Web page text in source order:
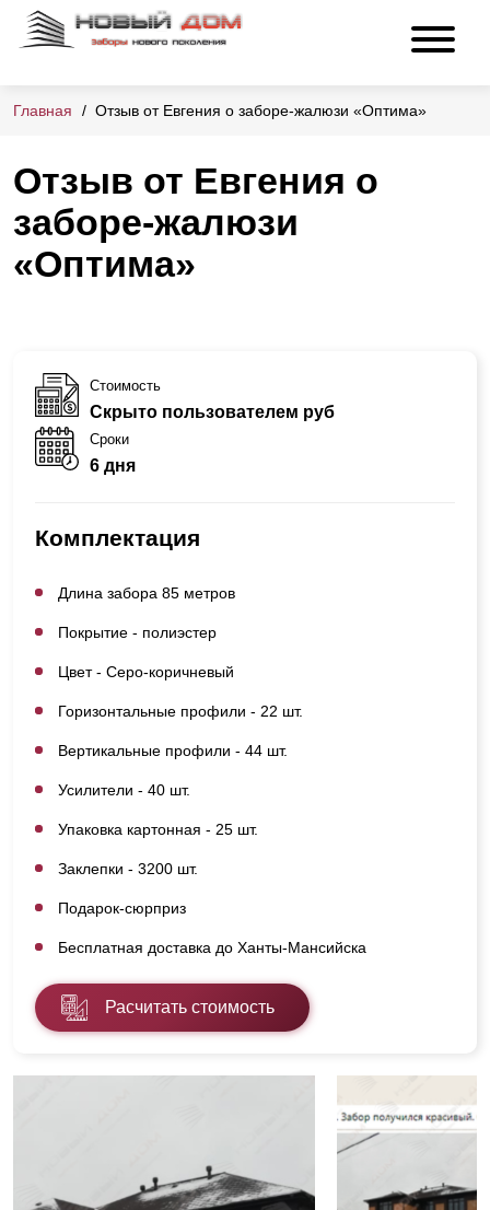
Главная Отзыв от Евгения о заборе-жалюзи «Оптима»
Отзыв от Евгения о
заборе-жалюзи
«Оптима»
Стоимость
Скрыто пользователем руб
Сроки
6 дня
Комплектация
Длина забора 85 метров
Покрытие - полиэстер
Цвет - Серо-коричневый
Горизонтальные профили - 22 шт.
Вертикальные профили - 44 шт.
Усилители - 40 шт.
Упаковка картонная - 25 шт.
Заклепки - 3200 шт.
Подарок-сюрприз
Бесплатная доставка до Ханты-Мансийска
Расчитать стоимость